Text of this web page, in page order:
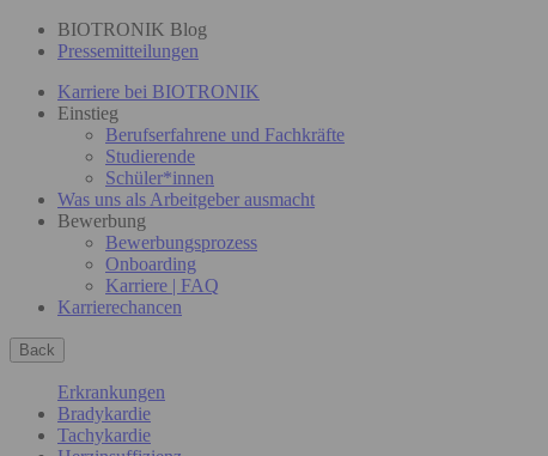
BIOTRONIK Blog
Pressemitteilungen
Karriere bei BIOTRONIK
Einstieg
Berufserfahrene und Fachkräfte
Studierende
Schüler*innen
Was uns als Arbeitgeber ausmacht
Bewerbung
Bewerbungsprozess
Onboarding
Karriere | FAQ
Karrierechancen
Back
Erkrankungen
Bradykardie
Tachykardie